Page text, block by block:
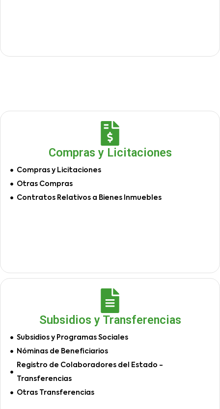
Compras y Licitaciones
Compras y Licitaciones
Otras Compras
Contratos Relativos a Bienes Inmuebles
Subsidios y Transferencias
Subsidios y Programas Sociales
Nóminas de Beneficiarios
Registro de Colaboradores del Estado -
Transferencias
Otras Transferencias